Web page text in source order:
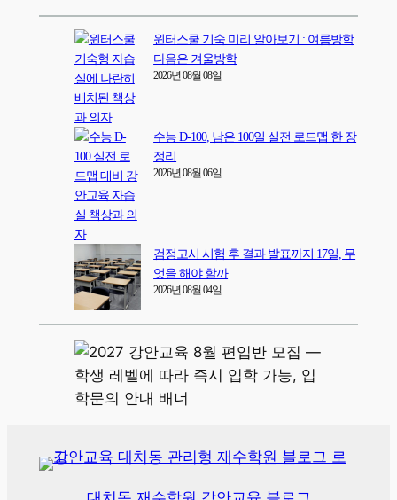
윈터스쿨 기숙 미리 알아보기 : 여름방학
다음은 겨울방학
2026년 08월 08일
수능 D-100, 남은 100일 실전 로드맵 한 장
정리
2026년 08월 06일
검정고시 시험 후 결과 발표까지 17일, 무
엇을 해야 할까
2026년 08월 04일